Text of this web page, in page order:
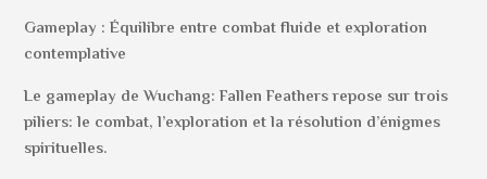
Gameplay : Équilibre entre combat fluide et exploration
contemplative
Le gameplay de Wuchang: Fallen Feathers repose sur trois
piliers: le combat, l’exploration et la résolution d’énigmes
spirituelles.